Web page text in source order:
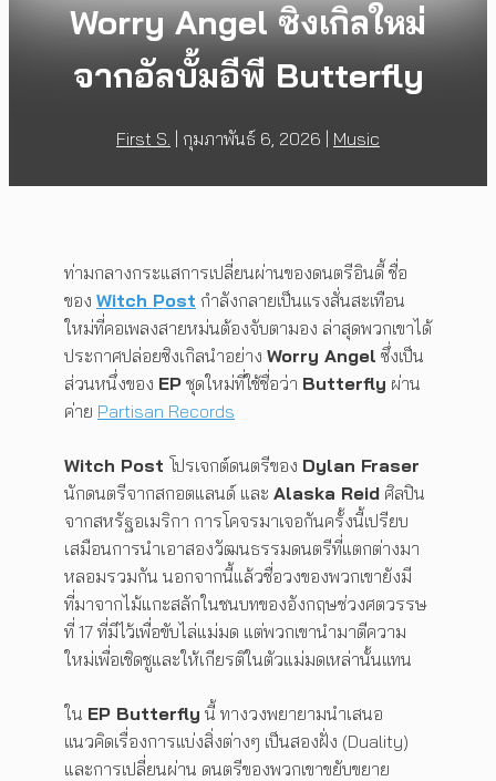
Worry Angel ซิงเกิลใหม่
จากอัลบั้มอีพี Butterfly
First S. | กุมภาพันธ์ 6, 2026 | Music
ท่ามกลางกระแสการเปลี่ยนผ่านของดนตรีอินดี้ ชื่อ
ของ Witch Post กำลังกลายเป็นแรงสั่นสะเทือน
ใหม่ที่คอเพลงสายหม่นต้องจับตามอง ล่าสุดพวกเขาได้
ประกาศปล่อยซิงเกิลนำอย่าง Worry Angel ซึ่งเป็น
ส่วนหนึ่งของ EP ชุดใหม่ที่ใช้ชื่อว่า Butterfly ผ่าน
ค่าย Partisan Records
Witch Post โปรเจกต์ดนตรีของ Dylan Fraser
นักดนตรีจากสกอตแลนด์ และ Alaska Reid ศิลปิน
จากสหรัฐอเมริกา การโคจรมาเจอกันครั้งนี้เปรียบ
เสมือนการนำเอาสองวัฒนธรรมดนตรีที่แตกต่างมา
หลอมรวมกัน นอกจากนี้แล้วชื่อวงของพวกเขายังมี
ที่มาจากไม้แกะสลักในชนบทของอังกฤษช่วงศตวรรษ
ที่ 17 ที่มีไว้เพื่อขับไล่แม่มด แต่พวกเขานำมาตีความ
ใหม่เพื่อเชิดชูและให้เกียรติในตัวแม่มดเหล่านั้นแทน
ใน EP Butterfly นี้ ทางวงพยายามนำเสนอ
แนวคิดเรื่องการแบ่งสิ่งต่างๆ เป็นสองฝั่ง (Duality)
และการเปลี่ยนผ่าน ดนตรีของพวกเขาขยับขยาย